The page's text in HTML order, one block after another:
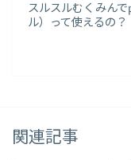
スルスルむくみん
ル）って使えるの？
関連記事